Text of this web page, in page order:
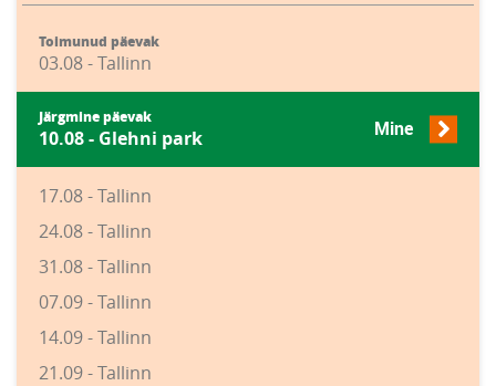
Toimunud päevak
03.08 - Tallinn
Järgmine päevak
10.08 - Glehni park Mine
17.08 - Tallinn
24.08 - Tallinn
31.08 - Tallinn
07.09 - Tallinn
14.09 - Tallinn
21.09 - Tallinn